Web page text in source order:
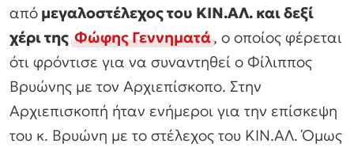
από μεγαλοστέλεχος του ΚΙΝ.ΑΛ. και δεξί
χέρι τηςΦώφης Γεννηματά, ο οποίος φέρεται
ότι φρόντισε για να συναντηθεί ο Φίλιππος
Βρυώνης με τον Αρχιεπίσκοπο. Στην
Αρχιεπισκοπή ήταν ενήμεροι για την επίσκεψη
του κ. Βρυώνη με το στέλεχος του ΚΙΝ.ΑΛ. Όμως